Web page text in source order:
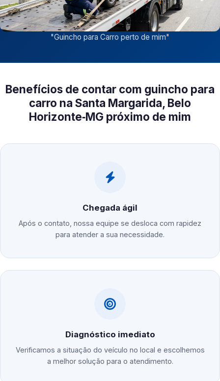
"Guincho para Carro perto de mim"
Benefícios de contar com guincho para
carro na Santa Margarida, Belo
Horizonte‑MG próximo de mim
Chegada ágil
Após o contato, nossa equipe se desloca com rapidez
para atender a sua necessidade.
Diagnóstico imediato
Verificamos a situação do veículo no local e escolhemos
a melhor solução para o atendimento.